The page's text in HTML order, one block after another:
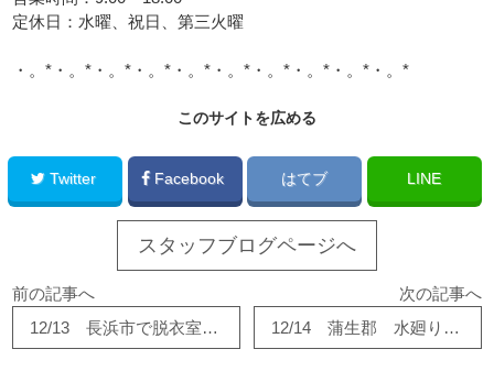
定休日：水曜、祝日、第三火曜
・。*・。*・。*・。*・。*・。*・。*・。*・。*・。*
このサイトを広める
Twitter Facebook はてブ LINE
スタッフブログページへ
前の記事へ
12/13 長浜市で脱衣室床の貼り替え工事が完了しました
次の記事へ
12/14 蒲生郡 水廻り工事② ～浴室編～